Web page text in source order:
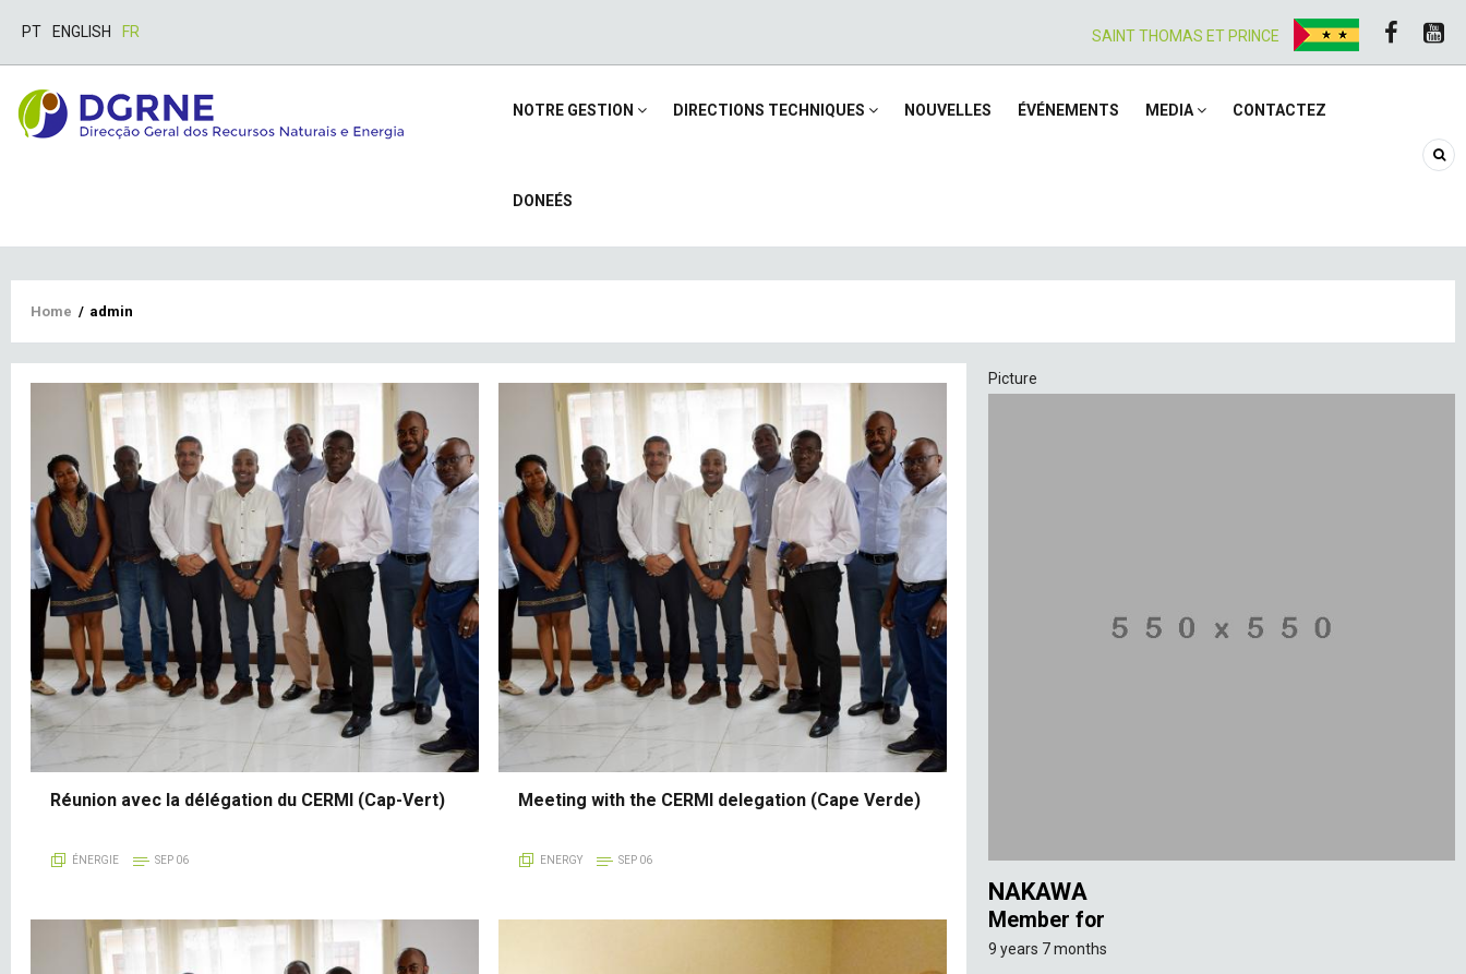
PT ENGLISH FR SAINT THOMAS ET PRINCE
NOTRE GESTION DIRECTIONS TECHNIQUES NOUVELLES ÉVÉNEMENTS MEDIA CONTACTEZ
DONEÉS
Breadcrumb
Home / admin
Réunion avec la délégation du CERMI (Cap-Vert)
ÉNERGIE SEP 06
Meeting with the CERMI delegation (Cape Verde)
ENERGY SEP 06
Picture
NAKAWA
Member for
9 years 7 months